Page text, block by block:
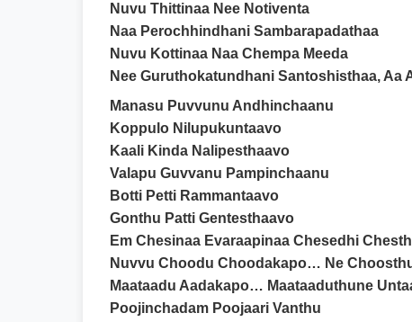
Nuvu Thittinaa Nee Notiventa
Naa Perochhindhani Sambarapadathaa
Nuvu Kottinaa Naa Chempa Meeda
Nee Guruthokatundhani Santoshisthaa, Aa
Manasu Puvvunu Andhinchaanu
Koppulo Nilupukuntaavo
Kaali Kinda Nalipesthaavo
Valapu Guvvanu Pampinchaanu
Botti Petti Rammantaavo
Gonthu Patti Gentesthaavo
Em Chesinaa Evaraapinaa Chesedhi
Nuvvu Choodu Choodakapo… Ne
Maataadu Aadakapo… Maataaduthune
Poojinchadam Poojaari Vanthu